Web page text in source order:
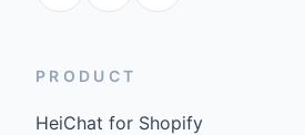
PRODUCT
HeiChat for Shopify